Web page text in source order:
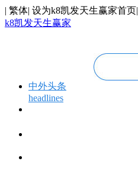
| 繁体| 设为k8凯发天生赢家首页|
k8凯发天生赢家
中外头条
headlines